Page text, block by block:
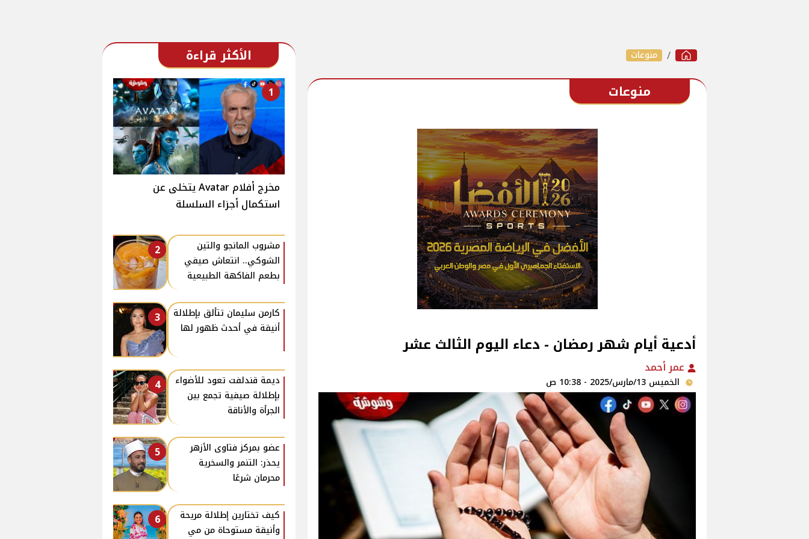
منوعات
منوعات
أدعية أيام شهر رمضان - دعاء اليوم الثالث عشر
عمر أحمد
الخميس 13/مارس/2025 - 10:38 ص
الأكثر قراءة
1
مخرج أفلام Avatar يتخلى عن
استكمال أجزاء السلسلة
2
مشروب المانجو والتين
الشوكي.. انتعاش صيفي
بطعم الفاكهة الطبيعية
3
كارمن سليمان تتألق بإطلالة
أنيقة في أحدث ظهور لها
4
ديمة قندلفت تعود للأضواء
بإطلالة صيفية تجمع بين
الجرأة والأناقة
5
عضو بمركز فتاوى الأزهر
يحذر: التنمر والسخرية
محرمان شرعًا
6
كيف تختارين إطلالة مريحة
وأنيقة مستوحاة من مي